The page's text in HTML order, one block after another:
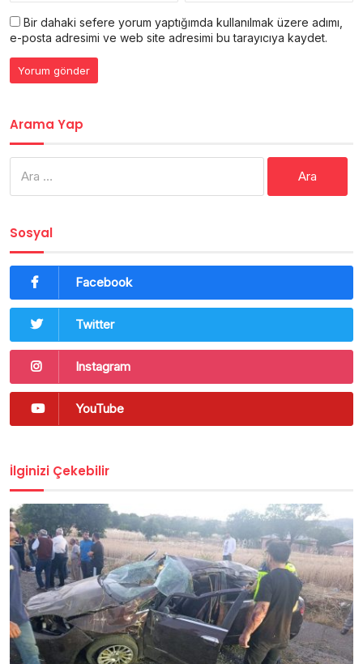
Bir dahaki sefere yorum yaptığımda kullanılmak üzere adımı,
e-posta adresimi ve web site adresimi bu tarayıcıya kaydet.
Arama Yap
Sosyal
Facebook
Twitter
Instagram
YouTube
İlginizi Çekebilir